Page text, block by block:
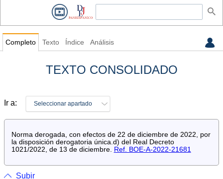
Completo Texto Índice Análisis
TEXTO CONSOLIDADO
Ir a: Seleccionar apartado
Norma derogada, con efectos de 22 de diciembre de 2022, por
la disposición derogatoria única.d) del Real Decreto
1021/2022, de 13 de diciembre. Ref. BOE-A-2022-21681
Subir